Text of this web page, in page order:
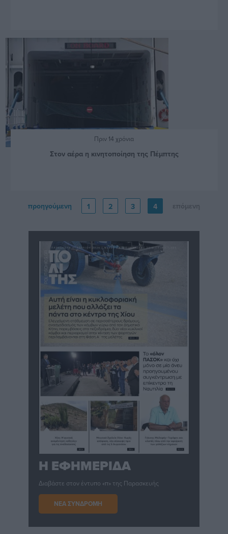
Πριν 14 χρόνια
Στον αέρα η κινητοποίηση της Πέμπτης
προηγούμενη 1 2 3 4
Η ΕΦΗΜΕΡΙΔΑ
Διαβάστε στον έντυπο «π» της Παρασκευής
ΝΕΑ ΣΥΝΔΡΟΜΗ